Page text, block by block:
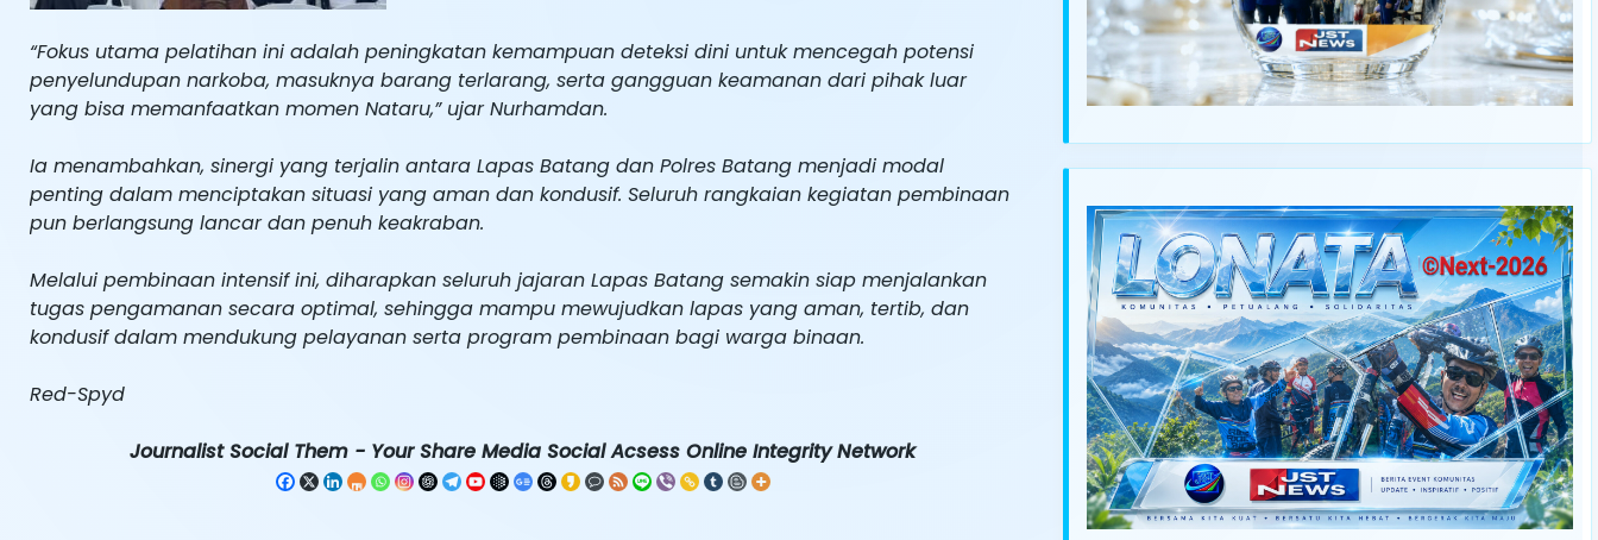
“Fokus utama pelatihan ini adalah peningkatan kemampuan deteksi dini untuk mencegah potensi
penyelundupan narkoba, masuknya barang terlarang, serta gangguan keamanan dari pihak luar
yang bisa memanfaatkan momen Nataru,” ujar Nurhamdan.
Ia menambahkan, sinergi yang terjalin antara Lapas Batang dan Polres Batang menjadi modal
penting dalam menciptakan situasi yang aman dan kondusif. Seluruh rangkaian kegiatan pembinaan
pun berlangsung lancar dan penuh keakraban.
Melalui pembinaan intensif ini, diharapkan seluruh jajaran Lapas Batang semakin siap menjalankan
tugas pengamanan secara optimal, sehingga mampu mewujudkan lapas yang aman, tertib, dan
kondusif dalam mendukung pelayanan serta program pembinaan bagi warga binaan.
Red-Spyd
Journalist Social Them - Your Share Media Social Acsess Online Integrity Network